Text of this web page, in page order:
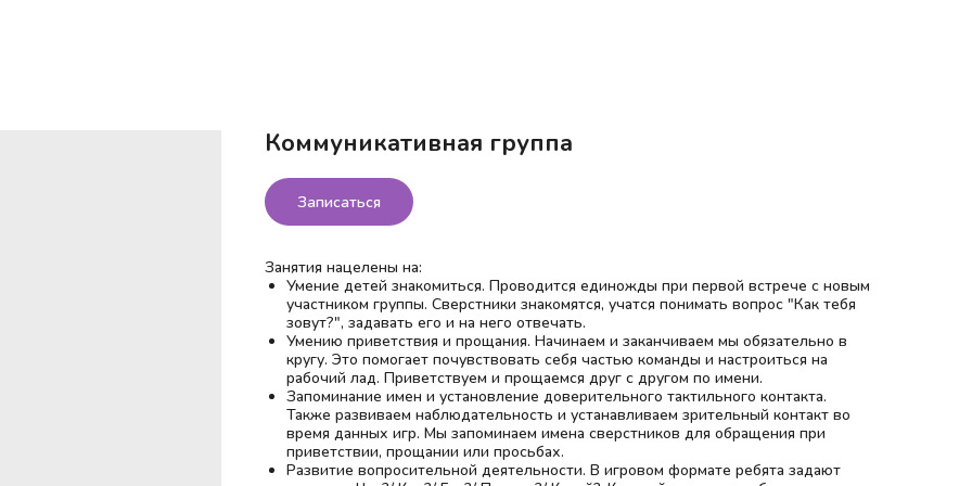
Коммуникативная группа
Записаться
Занятия нацелены на:
Умение детей знакомиться. Проводится единожды при первой встрече с новым
участником группы. Сверстники знакомятся, учатся понимать вопрос "Как тебя
зовут?", задавать его и на него отвечать.
Умению приветствия и прощания. Начинаем и заканчиваем мы обязательно в
кругу. Это помогает почувствовать себя частью команды и настроиться на
рабочий лад. Приветствуем и прощаемся друг с другом по имени.
Запоминание имен и установление доверительного тактильного контакта.
Также развиваем наблюдательность и устанавливаем зрительный контакт во
время данных игр. Мы запоминаем имена сверстников для обращения при
приветствии, прощании или просьбах.
Развитие вопросительной деятельности. В игровом формате ребята задают